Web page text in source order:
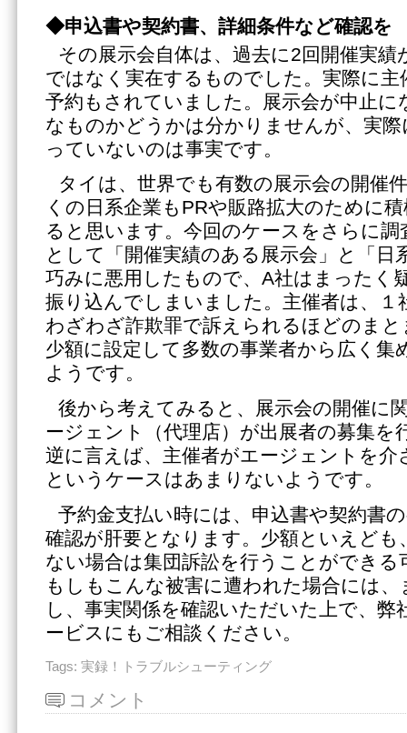
◆申込書や契約書、詳細条件など確認を
その展示会自体は、過去に2回開催実
ではなく実在するものでした。実際に主
予約もされていました。展示会が中止に
なものかどうかは分かりませんが、実
っていないのは事実です。
タイは、世界でも有数の展示会の開催
くの日系企業もPRや販路拡大のために
ると思います。今回のケースをさらに
として「開催実績のある展示会」と「日
巧みに悪用したもので、A社はまったく
振り込んでしまいました。主催者は、１
わざわざ詐欺罪で訴えられるほどのま
少額に設定して多数の事業者から広く集
ようです。
後から考えてみると、展示会の開催に
ージェント（代理店）が出展者の募集を
逆に言えば、主催者がエージェントを介
というケースはあまりないようです。
予約金支払い時には、申込書や契約書
確認が肝要となります。少額といえども
ない場合は集団訴訟を行うことができる
もしもこんな被害に遭われた場合には
し、事実関係を確認いただいた上で、弊
ービスにもご相談ください。
Tags: 実録！トラブルシューティング
コメント